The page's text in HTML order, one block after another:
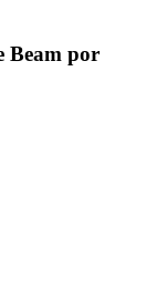
Beam por